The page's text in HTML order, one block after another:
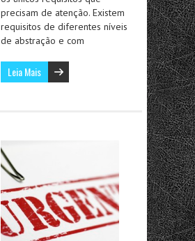
precisam de atenção. Existem
requisitos de diferentes níveis
de abstração e com
Leia Mais